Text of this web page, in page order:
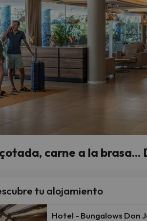
carne a la brasa...
tu alojamiento
Hotel - Bungalows Don